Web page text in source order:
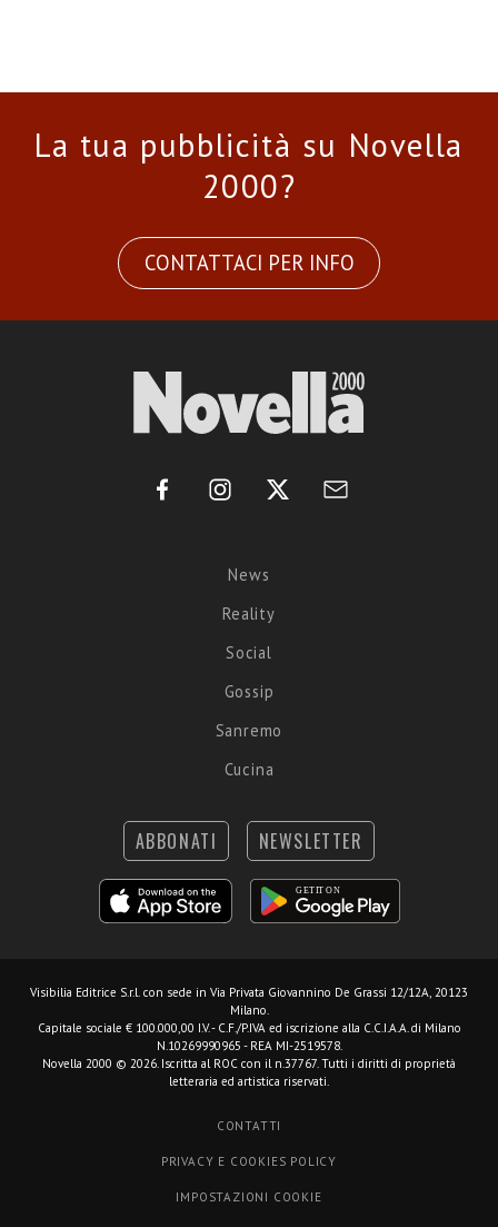
La tua pubblicità su Novella
2000?
CONTATTACI PER INFO
News
Reality
Social
Gossip
Sanremo
Cucina
ABBONATI NEWSLETTER
Visibilia Editrice S.r.l. con sede in Via Privata Giovannino De Grassi 12/12A, 20123
Milano.
Capitale sociale € 100.000,00 I.V. - C.F./P.IVA ed iscrizione alla C.C.I.A.A. di Milano
N.10269990965 - REA MI-2519578.
Novella 2000 © 2026. Iscritta al ROC con il n.37767. Tutti i diritti di proprietà
letteraria ed artistica riservati.
CONTATTI
PRIVACY E COOKIES POLICY
IMPOSTAZIONI COOKIE